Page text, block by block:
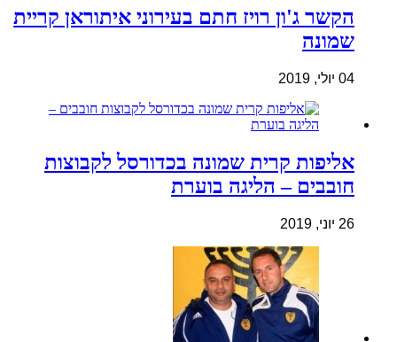
הקשר ג'ון רויז חתם בעירוני איתוראן קריית
שמונה
04 יולי, 2019
אליפות קרית שמונה בכדורסל לקבוצות
חובבים – הליגה בוערת
26 יוני, 2019